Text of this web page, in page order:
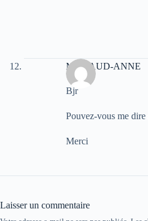
MAHAUD-ANNE
Bjr
Pouvez-vous me
Merci
Laisser un commentaire